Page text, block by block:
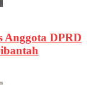
Anggota DPRD